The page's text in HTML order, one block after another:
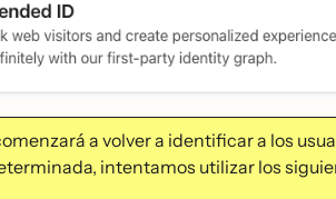
a volver a identificar a los
intentamos utilizar los